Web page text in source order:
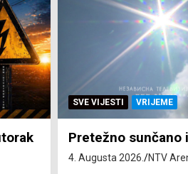
SVE VIJESTI ZEMLJA
Pravo na
“Belarus” ostvarila